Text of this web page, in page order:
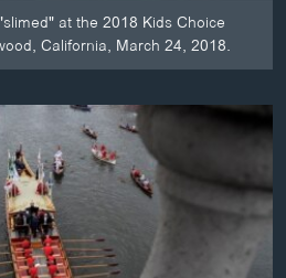
at the 2018 Kids Choice
California, March 24, 2018.